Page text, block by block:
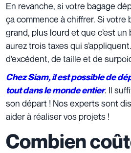
En revanche, si votre bagage
ça commence à chiffrer. Si votre
grand, plus lourd et que c’est
aurez trois taxes qui
d’excédent, de taille et de
Chez Siam, il est possible de
tout dans le monde entier. Il
son départ ! Nos experts sont
aider à réaliser vos projets !
Combien